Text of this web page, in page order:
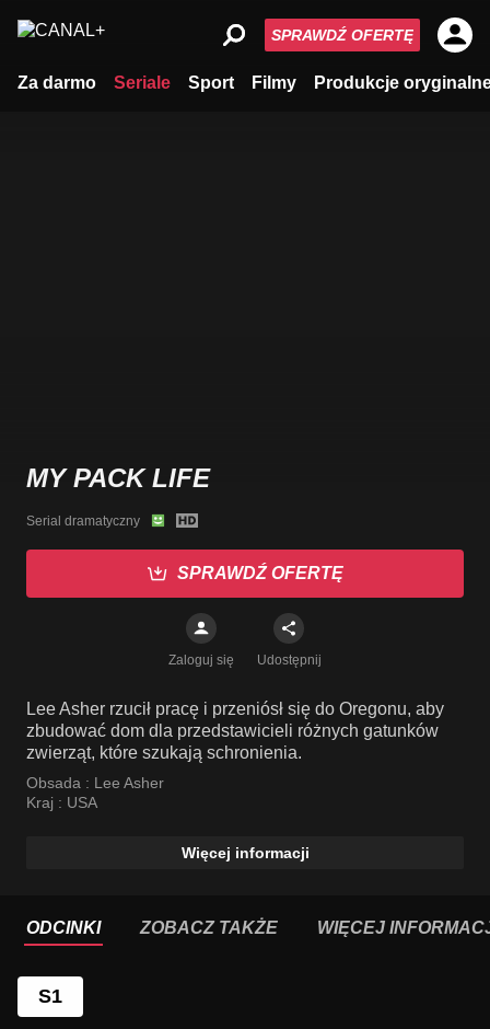
Za darmo Seriale Sport Filmy Produkcje
SPRAWDŹ OFERTĘ
MY PACK LIFE
Serial dramatyczny
SPRAWDŹ OFERTĘ
Zaloguj się Udostępnij
Lee Asher rzucił pracę i przeniósł się do Oregonu, aby
zbudować dom dla przedstawicieli różnych gatunków
zwierząt, które szukają schronienia.
Obsada : Lee Asher
Kraj : USA
Więcej informacji
ODCINKI ZOBACZ TAKŻE WIĘCEJ
S1